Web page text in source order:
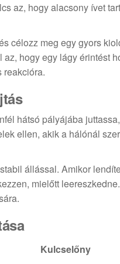
az, hogy alacsony ívet
célozz meg egy gyors
hogy egy lágy érintést
reakcióra.
hátsó pályájába
ellen, akik a hálónál
állással. Amikor
mielőtt
Kulcselőny